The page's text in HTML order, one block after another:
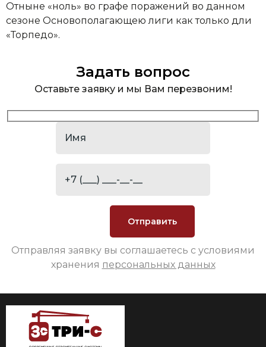
Отныне «ноль» во графе поражений во данном
сезоне Основополагающею лиги как только дли
«Торпедо».
Задать вопрос
Оставьте заявку и мы Вам перезвоним!
Отправляя заявку вы соглашаетесь с условиями
хранения персональных данных